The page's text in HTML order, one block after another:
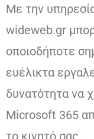
Με την
wideweb.gr
οποιοδήποτε
ευέλικτα
δυνατότητα να
Microsoft 365
το κινητό σας.